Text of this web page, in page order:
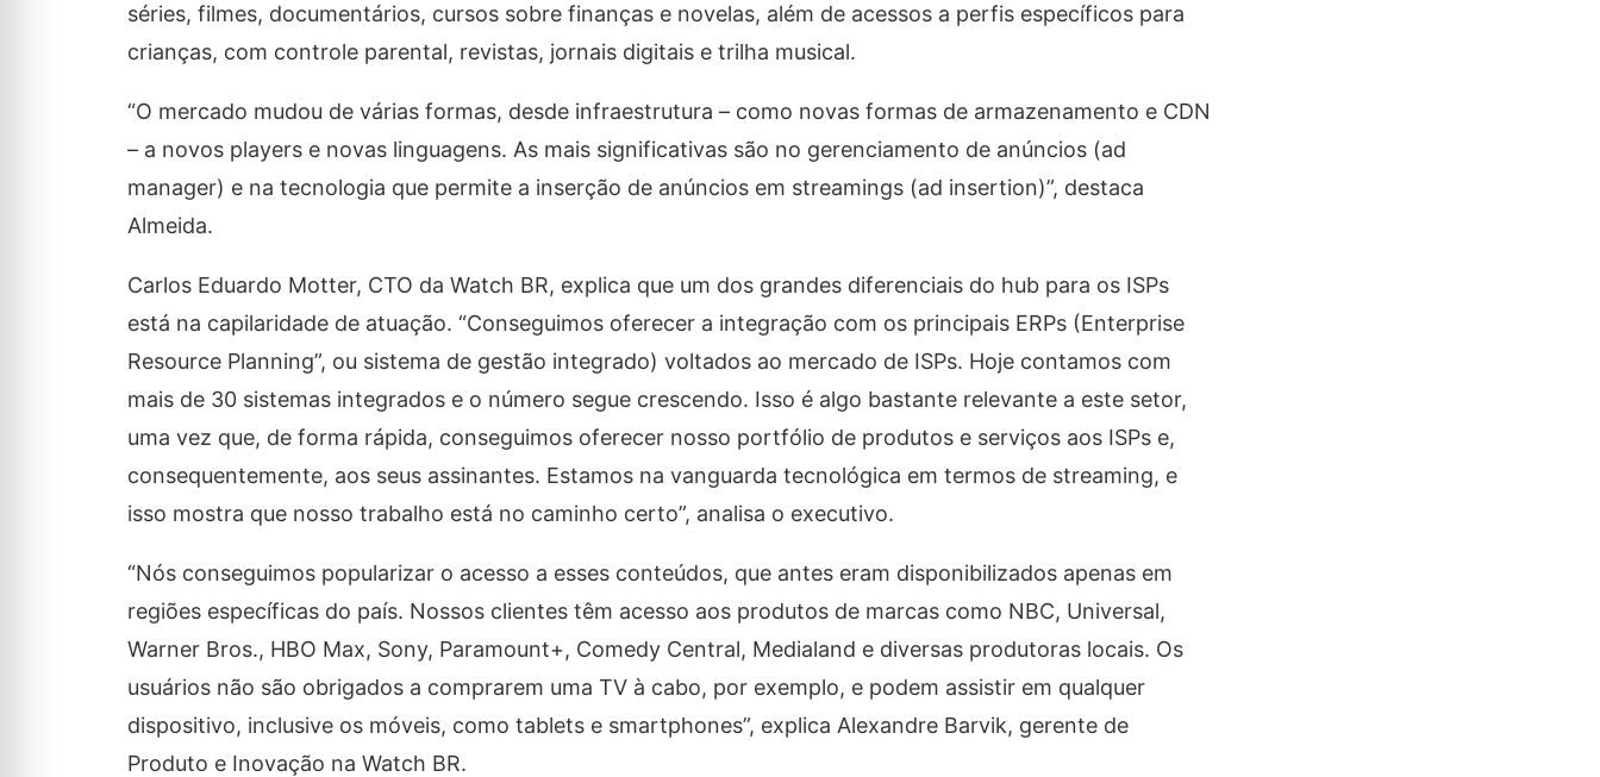
séries, filmes, documentários, cursos sobre finanças e novelas, além de acessos a perfis específicos para
crianças, com controle parental, revistas, jornais digitais e trilha musical.
“O mercado mudou de várias formas, desde infraestrutura – como novas formas de armazenamento e CDN
– a novos players e novas linguagens. As mais significativas são no gerenciamento de anúncios (ad
manager) e na tecnologia que permite a inserção de anúncios em streamings (ad insertion)”, destaca
Almeida.
Carlos Eduardo Motter, CTO da Watch BR, explica que um dos grandes diferenciais do hub para os ISPs
está na capilaridade de atuação. “Conseguimos oferecer a integração com os principais ERPs (Enterprise
Resource Planning”, ou sistema de gestão integrado) voltados ao mercado de ISPs. Hoje contamos com
mais de 30 sistemas integrados e o número segue crescendo. Isso é algo bastante relevante a este setor,
uma vez que, de forma rápida, conseguimos oferecer nosso portfólio de produtos e serviços aos ISPs e,
consequentemente, aos seus assinantes. Estamos na vanguarda tecnológica em termos de streaming, e
isso mostra que nosso trabalho está no caminho certo”, analisa o executivo.
“Nós conseguimos popularizar o acesso a esses conteúdos, que antes eram disponibilizados apenas em
regiões específicas do país. Nossos clientes têm acesso aos produtos de marcas como NBC, Universal,
Warner Bros., HBO Max, Sony, Paramount+, Comedy Central, Medialand e diversas produtoras locais. Os
usuários não são obrigados a comprarem uma TV à cabo, por exemplo, e podem assistir em qualquer
dispositivo, inclusive os móveis, como tablets e smartphones”, explica Alexandre Barvik, gerente de
Produto e Inovação na Watch BR.